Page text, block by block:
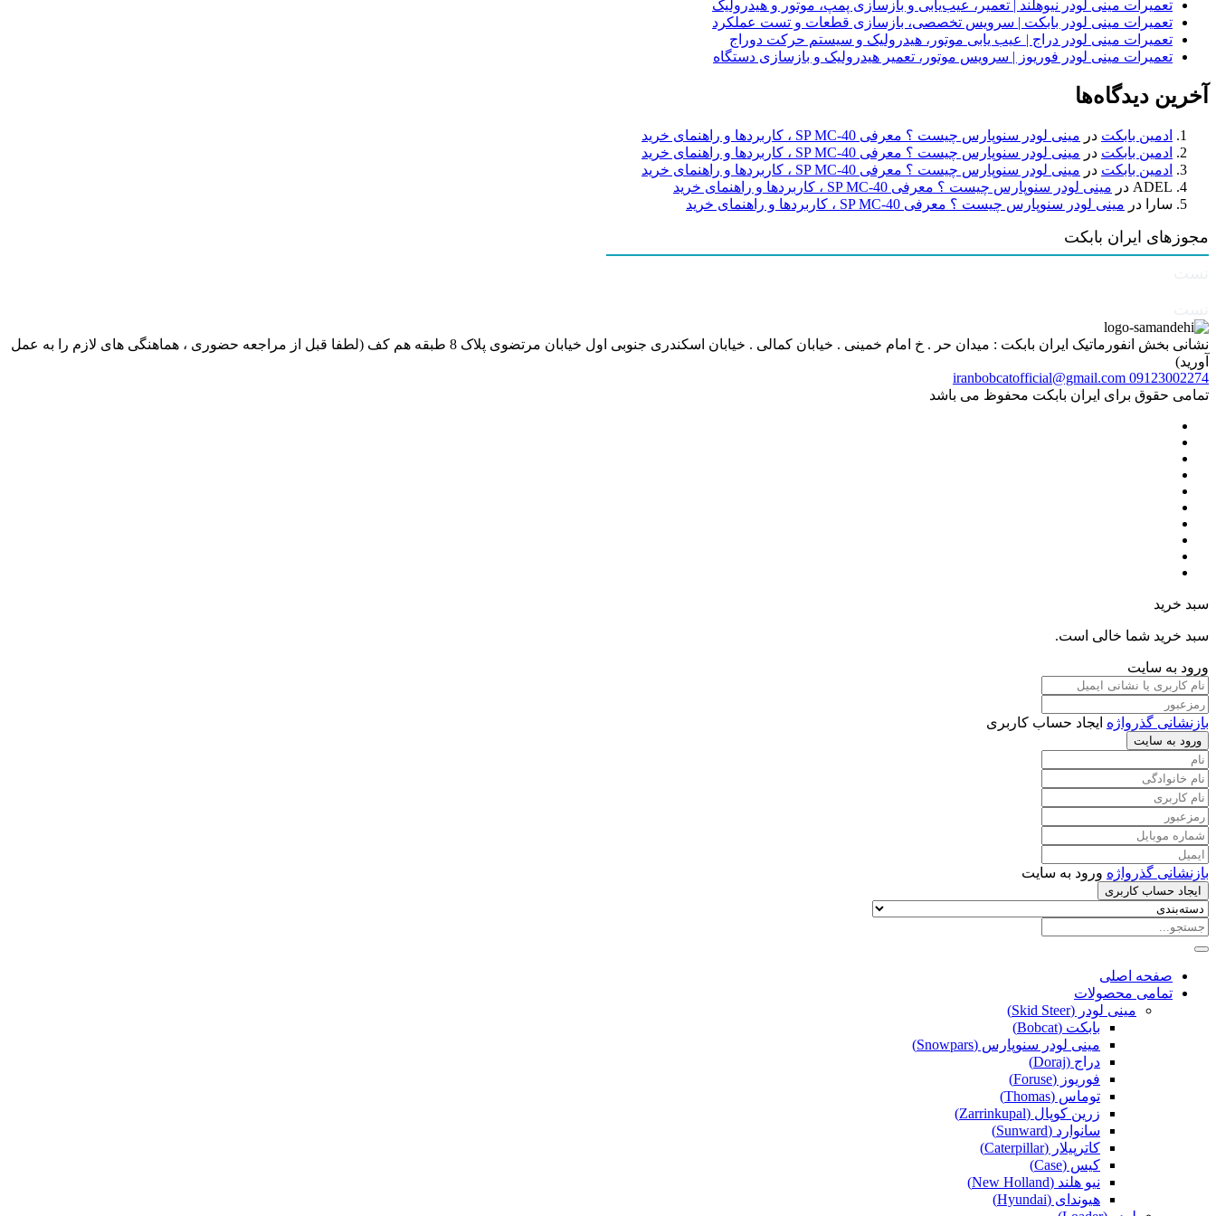
تعمیرات مینی لودر نیوهلند | تعمیر، عیب‌یابی و بازسازی پمپ، موتور و هیدرولیک
تعمیرات مینی لودر بابکت | سرویس تخصصی، بازسازی قطعات و تست عملکرد
تعمیرات مینی لودر دراج | عیب یابی موتور، هیدرولیک و سیستم حرکت دوراج
تعمیرات مینی لودر فوریوز | سرویس موتور، تعمیر هیدرولیک و بازسازی دستگاه
آخرین دیدگاه‌ها
ادمین بابکت در مینی لودر سنوپارس چیست ؟ معرفی SP MC-40 ، کاربردها و راهنمای خرید
ادمین بابکت در مینی لودر سنوپارس چیست ؟ معرفی SP MC-40 ، کاربردها و راهنمای خرید
ادمین بابکت در مینی لودر سنوپارس چیست ؟ معرفی SP MC-40 ، کاربردها و راهنمای خرید
ADEL در مینی لودر سنوپارس چیست ؟ معرفی SP MC-40 ، کاربردها و راهنمای خرید
سارا
در مینی لودر سنوپارس چیست ؟ معرفی SP MC-40 ، کاربردها و راهنمای خرید
مجوزهای ایران بابکت
نشانی بخش انفورماتیک ایران بابکت : میدان حر . خ امام خمینی . خیابان کمالی . خیابان اسکندری جنوبی اول خیابان مرتضوی پلاک 8 طبقه هم کف (لطفا قبل از مراجعه حضوری ، هماهنگی های لازم را به عمل
آورید)
09123002274
iranbobcatofficial@gmail.com
تمامی حقوق برای ایران بابکت محفوظ می باشد
سبد خرید
سبد خرید شما خالی است.
ورود به سایت
بازنشانی گذرواژه ایجاد حساب کاربری
ورود به سایت
بازنشانی گذرواژه ورود به سایت
ایجاد حساب کاربری
صفحه اصلی
تمامی محصولات
مینی لودر (Skid Steer)
بابکت (Bobcat)
مینی لودر سنوپارس (Snowpars)
دراج (Doraj)
فوریوز (Foruse)
توماس (Thomas)
زرین کوپال (Zarrinkupal)
سانوارد (Sunward)
کاترپیلار (Caterpillar)
کیس (Case)
نیو هلند (New Holland)
هیوندای (Hyundai)